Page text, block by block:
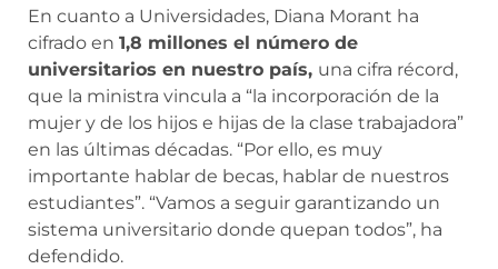
En cuanto a Universidades, Diana Morant ha
cifrado en 1,8 millones el número de
universitarios en nuestro país, una cifra récord,
que la ministra vincula a “la incorporación de la
mujer y de los hijos e hijas de la clase trabajadora”
en las últimas décadas. “Por ello, es muy
importante hablar de becas, hablar de nuestros
estudiantes”. “Vamos a seguir garantizando un
sistema universitario donde quepan todos”, ha
defendido.